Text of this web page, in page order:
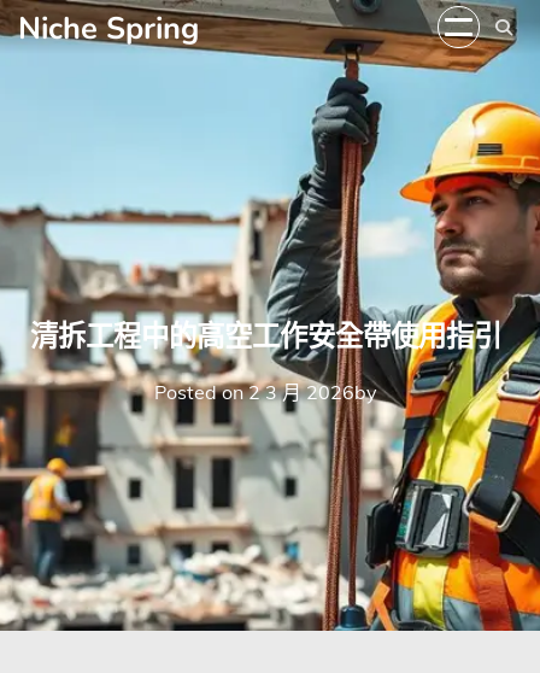
Skip
toNiche Spring
清拆工程中的高空工作安全帶使用指引
Posted on2 3 月 2026by